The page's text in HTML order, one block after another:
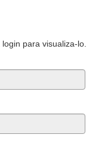
para visualiza-lo.